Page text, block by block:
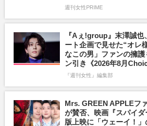
週刊女性PRIME
『Aぇ!group』末澤誠
ート企画で見せた“オレ
なこの男」ファンの擁
ン引き《2026年8月
『週刊女性』編集部
Mrs. GREEN APPLEフ
が賛否、映画『スパイダ
版上映に「ウェーイ！」